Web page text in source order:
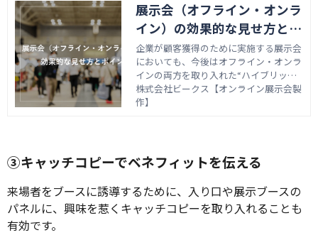
展示会（オフライン・オンラ
イン）の効果的な見せ方とポ
イント
企業が顧客獲得のために実施する展示会
においても、今後はオフライン・オンラ
インの両方を取り入れた“ハイブリッド
展示会”が増加すると見込まれていま
す。 これからオフライン・オンライン展
ではないでしょうか。 この記事では、
展示会の効果的な見せ方について解説し
株式会社ビークス【オンライン展示会製
作】
③キャッチコピーでベネフィットを伝える
来場者をブースに誘導するために、入り口や展示ブースの
パネルに、興味を惹くキャッチコピーを取り入れることも
有効です。